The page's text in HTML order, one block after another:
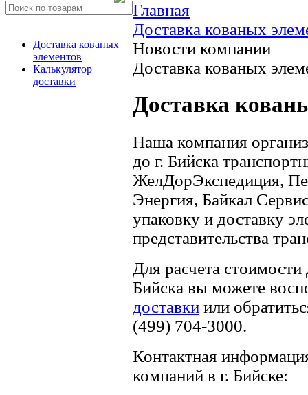
Доставка кованых
элементов
Калькулятор
доставки
Главная
Доставка кованых
Новости компании
Доставка кованых
Доставка
Наша компания
до г. Бийска
ЖелДорЭкспедиция,
Энергия, Байкал
упаковку и доставку
представительства
Для расчета
Бийска вы можете
доставки или
(499) 704-3000.
Контактная
компаний в г. Бийске: